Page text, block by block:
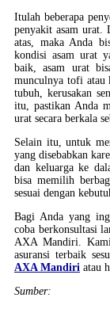
Itulah beberapa
penyakit asam urat.
atas, maka Anda
kondisi asam urat
baik, asam urat
munculnya tofi atau
tubuh, kerusakan
itu, pastikan Anda
urat secara berkala
Selain itu, untuk
yang disebabkan
dan keluarga ke
bisa memilih
sesuai dengan
Bagi Anda yang
coba berkonsultasi
AXA Mandiri.
asuransi terbaik
AXA Mandiri atau
Sumber: